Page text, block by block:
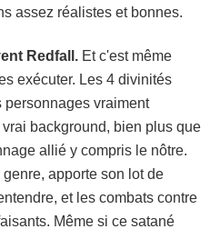
assez réalistes et bonnes.
Redfall. Et c'est même
exécuter. Les 4 divinités
vraiment
background, bien plus que
allié y compris le nôtre.
apporte son lot de
et les combats contre
Même si ce satané